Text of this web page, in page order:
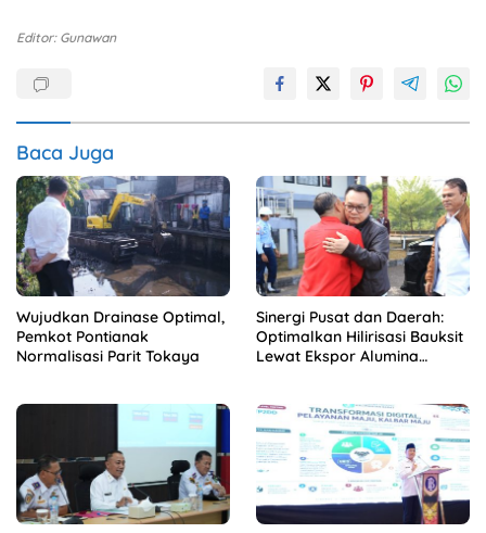
Editor: Gunawan
Baca Juga
Wujudkan Drainase Optimal,
Pemkot Pontianak
Normalisasi Parit Tokaya
Sinergi Pusat dan Daerah:
Optimalkan Hilirisasi Bauksit
Lewat Ekspor Alumina